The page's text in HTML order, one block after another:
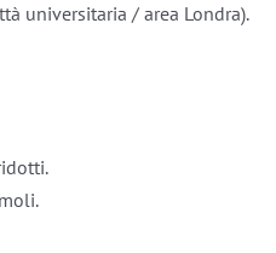
universitaria / area Londra).